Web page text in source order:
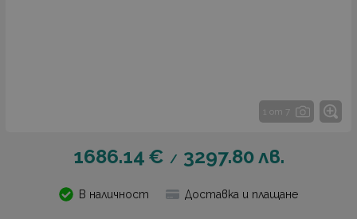
1 от 7
1686.14 € / 3297.80лв.
В наличност Доставка и плащане